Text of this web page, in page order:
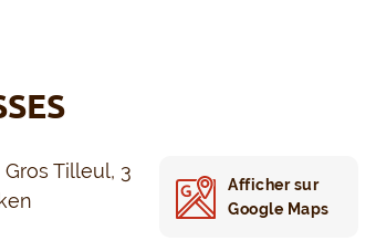
Tilleul, 3
Afficher sur
Google Maps